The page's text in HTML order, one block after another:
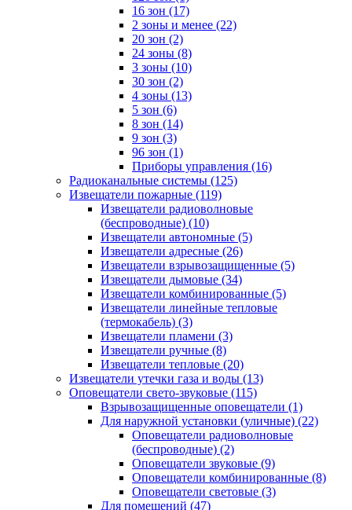
16 зон (17)
2 зоны и менее (22)
20 зон (2)
24 зоны (8)
3 зоны (10)
30 зон (2)
4 зоны (13)
5 зон (6)
8 зон (14)
9 зон (3)
96 зон (1)
Приборы управления (16)
Радиоканальные системы (125)
Извещатели пожарные (119)
Извещатели радиоволновые
(беспроводные) (10)
Извещатели автономные (5)
Извещатели адресные (26)
Извещатели взрывозащищенные (5)
Извещатели дымовые (34)
Извещатели комбинированные (5)
Извещатели линейные тепловые
(термокабель) (3)
Извещатели пламени (3)
Извещатели ручные (8)
Извещатели тепловые (20)
Извещатели утечки газа и воды (13)
Оповещатели свето-звуковые (115)
Взрывозащищенные оповещатели (1)
Для наружной установки (уличные) (22)
Оповещатели радиоволновые
(беспроводные) (2)
Оповещатели звуковые (9)
Оповещатели комбинированные (8)
Оповещатели световые (3)
Для помещений (47)